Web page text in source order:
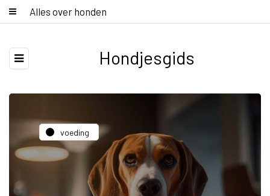
Alles over honden
Hondjesgids
voeding